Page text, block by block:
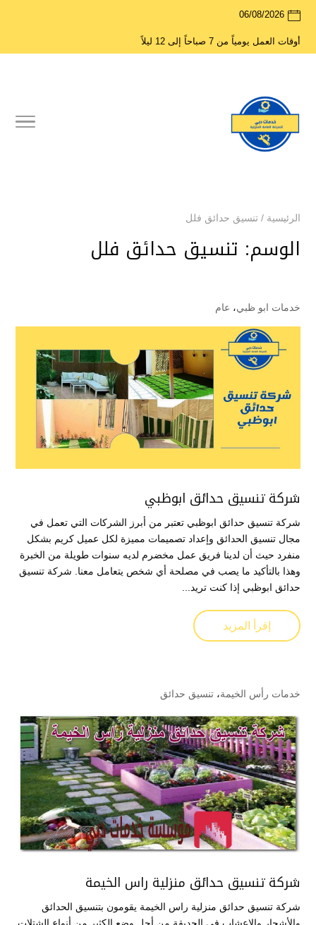
06/08/2026
أوقات العمل يومياً من 7 صباحاً إلى 12 ليلاً
الرئيسية / تنسيق حدائق فلل
الوسم: تنسيق حدائق فلل
خدمات ابو ظبي، عام
شركة تنسيق حدائق ابوظبي
شركة تنسيق حدائق ابوظبي تعتبر من أبرز الشركات التي تعمل في
مجال تنسيق الحدائق وإعداد تصميمات مميزة لكل عميل كريم بشكل
منفرد حيث أن لدينا فريق عمل مخضرم لديه سنوات طويلة من الخبرة
وهذا بالتأكيد ما يصب في مصلحة أي شخص يتعامل معنا. شركة تنسيق
حدائق ابوظبي إذا كنت تريد...
إقرأ المزيد
خدمات رأس الخيمة، تنسيق حدائق
شركة تنسيق حدائق منزلية راس الخيمة
شركة تنسيق حدائق منزلية راس الخيمة يقومون بتنسيق الحدائق
والأشجار والاعشاب في الحديقة من أجل وضع الكثير من أنواع الشتلات